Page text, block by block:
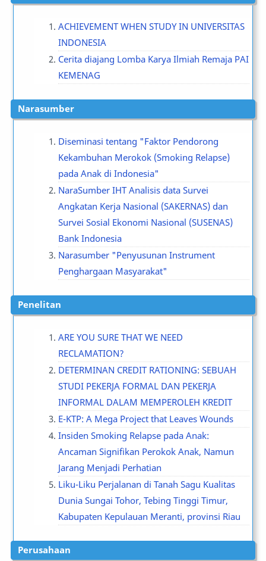
ACHIEVEMENT WHEN STUDY IN UNIVERSITAS
INDONESIA
Cerita diajang Lomba Karya Ilmiah Remaja PAI
KEMENAG
Narasumber
Diseminasi tentang "Faktor Pendorong
Kekambuhan Merokok (Smoking Relapse)
pada Anak di Indonesia"
NaraSumber IHT Analisis data Survei
Angkatan Kerja Nasional (SAKERNAS) dan
Survei Sosial Ekonomi Nasional (SUSENAS)
Bank Indonesia
Narasumber "Penyusunan Instrument
Penghargaan Masyarakat"
Penelitan
ARE YOU SURE THAT WE NEED
RECLAMATION?
DETERMINAN CREDIT RATIONING: SEBUAH
STUDI PEKERJA FORMAL DAN PEKERJA
INFORMAL DALAM MEMPEROLEH KREDIT
E-KTP: A Mega Project that Leaves Wounds
Insiden Smoking Relapse pada Anak:
Ancaman Signifikan Perokok Anak, Namun
Jarang Menjadi Perhatian
Liku-Liku Perjalanan di Tanah Sagu Kualitas
Dunia Sungai Tohor, Tebing Tinggi Timur,
Kabupaten Kepulauan Meranti, provinsi Riau
Perusahaan